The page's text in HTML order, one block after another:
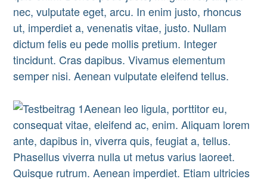
nec, vulputate eget, arcu. In enim justo, rhoncus
ut, imperdiet a, venenatis vitae, justo. Nullam
dictum felis eu pede mollis pretium. Integer
tincidunt. Cras dapibus. Vivamus elementum
semper nisi. Aenean vulputate eleifend tellus.
Aenean leo ligula, porttitor eu,
consequat vitae, eleifend ac, enim. Aliquam lorem
ante, dapibus in, viverra quis, feugiat a, tellus.
Phasellus viverra nulla ut metus varius laoreet.
Quisque rutrum. Aenean imperdiet. Etiam ultricies